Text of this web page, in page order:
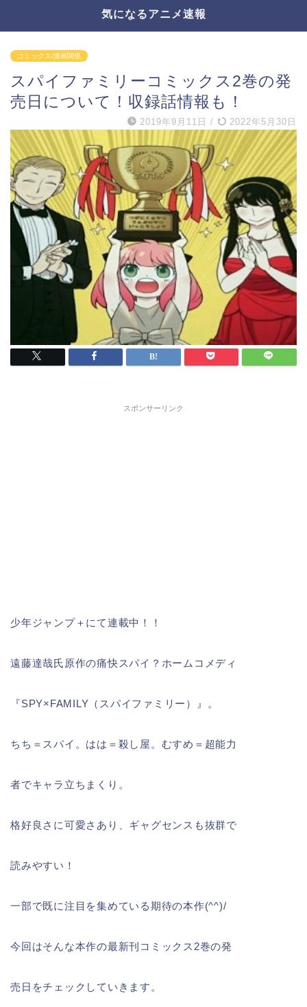
気になるアニメ速報
コミックス/漫画関係
スパイファミリーコミックス2巻の発
売日について！収録話情報も！
2019年9月11日 / 2022年5月30日
スポンサーリンク
少年ジャンプ＋にて連載中！！
遠藤達哉氏原作の痛快スパイ？ホームコメディ
『SPY×FAMILY（スパイファミリー）』。
ちち＝スパイ。はは＝殺し屋。むすめ＝超能力
者でキャラ立ちまくり。
格好良さに可愛さあり、ギャグセンスも抜群で
読みやすい！
一部で既に注目を集めている期待の本作(^^)/
今回はそんな本作の最新刊コミックス2巻の発
売日をチェックしていきます。